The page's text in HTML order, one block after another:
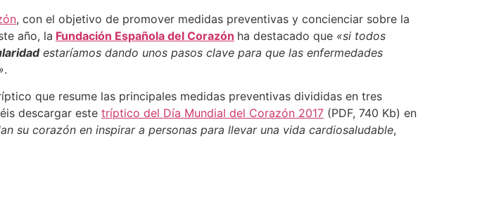
, con el objetivo de promover medidas preventivas y concienciar sobre la
año, la Fundación Española del Corazón ha destacado que «si todos
estaríamos dando unos pasos clave para que las enfermedades
.
que resume las principales medidas preventivas divididas en tres
descargar este tríptico del Día Mundial del Corazón 2017 (PDF, 740 Kb) en
su corazón en inspirar a personas para llevar una vida cardiosaludable,